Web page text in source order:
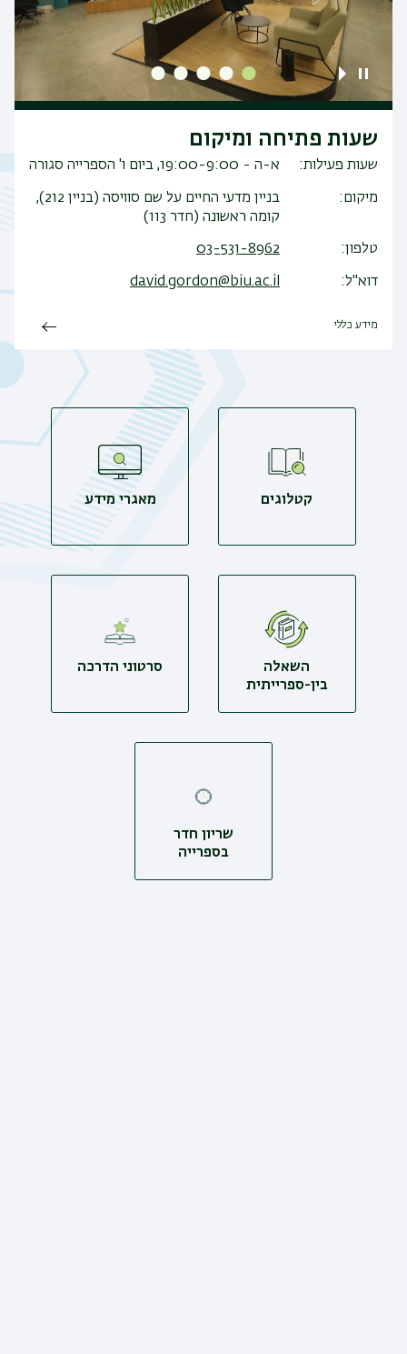
שעות פתיחה ומיקום
שעות פעילות א-ה - 19:00-9:00, ביום ו' הספרייה סגורה
מיקום
בניין מדעי החיים על שם סוויסה (בניין 212),
קומה ראשונה (חדר 113)
טלפון 03-531-8962
דוא"ל david.gordon@biu.ac.il
מידע כללי
קטלוגים מאגרי מידע
השאלה
בין-ספרייתית
סרטוני הדרכה
שריון חדר
בספרייה